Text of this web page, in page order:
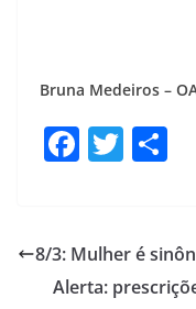
Bruna Medeiros –
F
b
o
T
er e
8/3: Mulher é
Alerta: